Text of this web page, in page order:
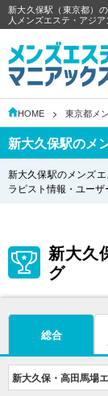
新大久保駅（東京都）
人メンズエステ・アジ
HOME 東京都メ
新大久保駅のメ
新大久保駅のメンズ
ラピスト情報・ユー
新大久
グ
総合
新大久保・高田馬場